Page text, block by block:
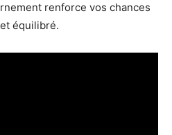
renforce vos chances
équilibré.